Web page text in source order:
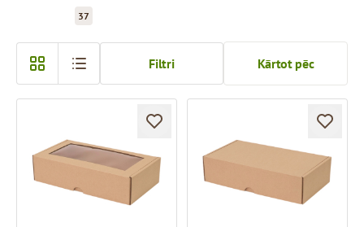
37
Kārtot pēc
Filtri